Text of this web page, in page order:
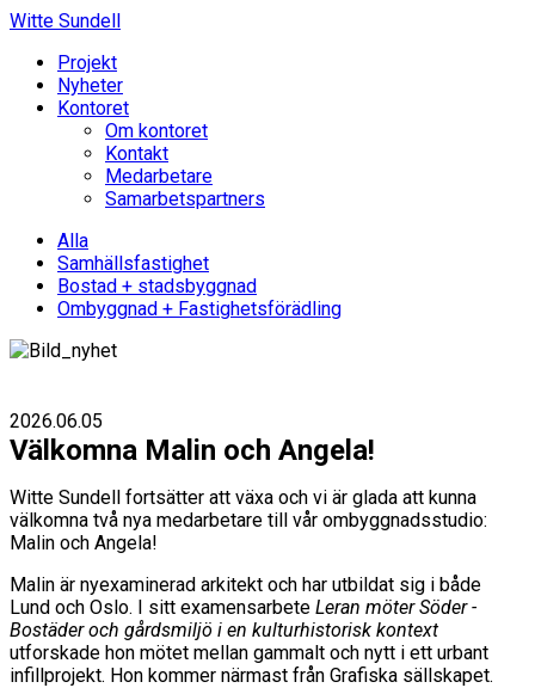
Witte Sundell
Projekt
Nyheter
Kontoret
Om kontoret
Kontakt
Medarbetare
Samarbetspartners
Alla
Samhällsfastighet
Bostad + stadsbyggnad
Ombyggnad + Fastighetsförädling
2026.06.05
Välkomna Malin och Angela!
Witte Sundell fortsätter att växa och vi är glada att kunna
välkomna två nya medarbetare till vår ombyggnadsstudio:
Malin och Angela!
Malin är nyexaminerad arkitekt och har utbildat sig i både
Lund och Oslo. I sitt examensarbete Leran möter Söder -
Bostäder och gårdsmiljö i en kulturhistorisk kontext
utforskade hon mötet mellan gammalt och nytt i ett urbant
infillprojekt. Hon kommer närmast från Grafiska sällskapet.